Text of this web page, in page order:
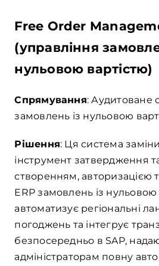
Free Order
(управління
нульовою вартістю)
Спрямування: Аудитоване
замовлень із нульовою
Рішення: Ця система
інструмент затвердження
створенням, авторизацією
ERP замовлень із нульовою
автоматизує регіональні
погоджень та інтегрує
безпосередньо в SAP,
адміністраторам повну